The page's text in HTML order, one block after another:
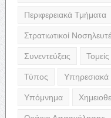
Περιφερειακά Τμήματα
Στρατιωτικοί
Συνεντεύξεις
Τύπος Υπηρεσιακά
Υπόμνημα